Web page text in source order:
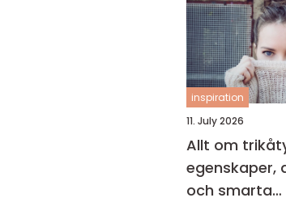
upplevelsen
inspiration
11. July 2026
Allt om
egenskaper,
och smarta